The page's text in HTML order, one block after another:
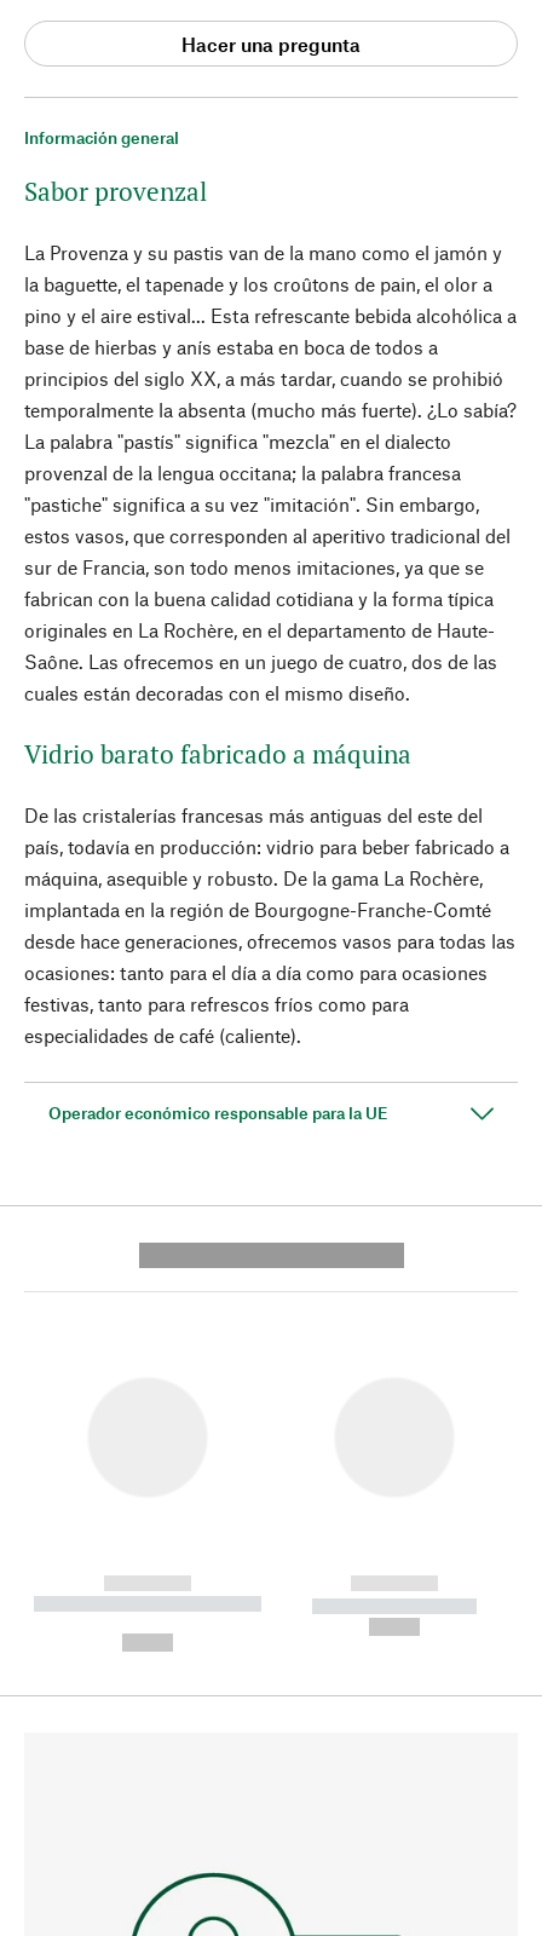
Información general
Sabor provenzal
La Provenza y su pastis van de la mano como el jamón y
la baguette, el tapenade y los croûtons de pain, el olor a
pino y el aire estival... Esta refrescante bebida alcohólica a
base de hierbas y anís estaba en boca de todos a
principios del siglo XX, a más tardar, cuando se prohibió
temporalmente la absenta (mucho más fuerte). ¿Lo sabía?
La palabra "pastís" significa "mezcla" en el dialecto
provenzal de la lengua occitana; la palabra francesa
"pastiche" significa a su vez "imitación". Sin embargo,
estos vasos, que corresponden al aperitivo tradicional del
sur de Francia, son todo menos imitaciones, ya que se
fabrican con la buena calidad cotidiana y la forma típica
originales en La Rochère, en el departamento de Haute-
Saône. Las ofrecemos en un juego de cuatro, dos de las
cuales están decoradas con el mismo diseño.
Vidrio barato fabricado a máquina
De las cristalerías francesas más antiguas del este del
país, todavía en producción: vidrio para beber fabricado a
máquina, asequible y robusto. De la gama La Rochère,
implantada en la región de Bourgogne-Franche-Comté
desde hace generaciones, ofrecemos vasos para todas las
ocasiones: tanto para el día a día como para ocasiones
festivas, tanto para refrescos fríos como para
especialidades de café (caliente).
Operador económico responsable para la UE
Hacer una pregunta
------------
----------- ----------- --------
------------
----------- -----------